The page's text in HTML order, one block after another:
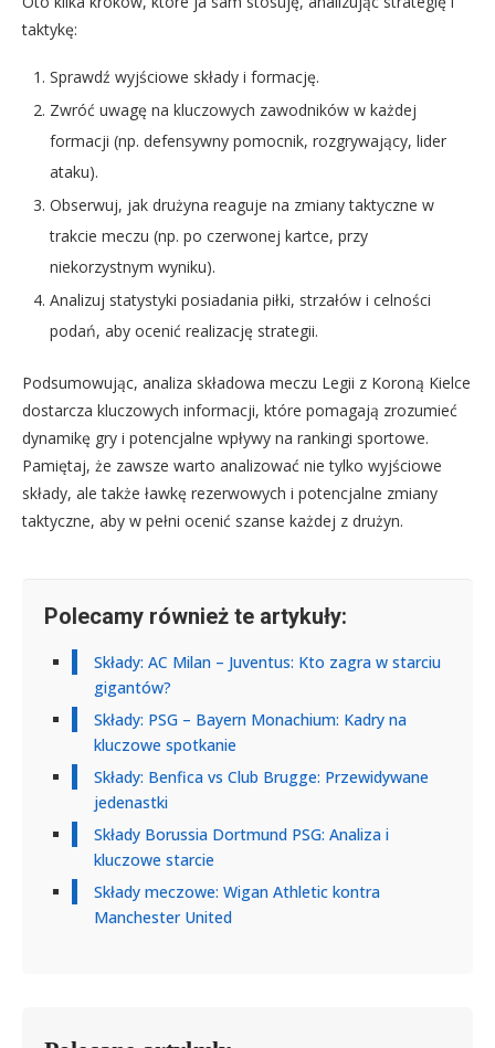
taktykę:
Sprawdź wyjściowe składy i formację.
Zwróć uwagę na kluczowych zawodników w każdej
formacji (np. defensywny pomocnik, rozgrywający, lider
ataku).
Obserwuj, jak drużyna reaguje na zmiany taktyczne w
trakcie meczu (np. po czerwonej kartce, przy
niekorzystnym wyniku).
Analizuj statystyki posiadania piłki, strzałów i celności
podań, aby ocenić realizację strategii.
Podsumowując, analiza składowa meczu Legii z Koroną Kielce
dostarcza kluczowych informacji, które pomagają zrozumieć
dynamikę gry i potencjalne wpływy na rankingi sportowe.
Pamiętaj, że zawsze warto analizować nie tylko wyjściowe
składy, ale także ławkę rezerwowych i potencjalne zmiany
taktyczne, aby w pełni ocenić szanse każdej z drużyn.
Polecamy również te artykuły:
Składy: AC Milan – Juventus: Kto zagra w starciu
gigantów?
Składy: PSG – Bayern Monachium: Kadry na
kluczowe spotkanie
Składy: Benfica vs Club Brugge: Przewidywane
jedenastki
Składy Borussia Dortmund PSG: Analiza i
kluczowe starcie
Składy meczowe: Wigan Athletic kontra
Manchester United